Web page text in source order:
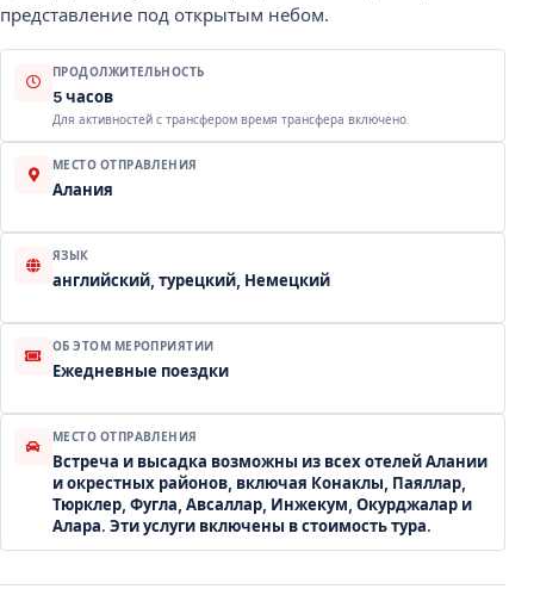
представление под открытым небом.
ПРОДОЛЖИТЕЛЬНОСТЬ
5 часов
Для активностей с трансфером время трансфера включено.
МЕСТО ОТПРАВЛЕНИЯ
Алания
ЯЗЫК
английский, турецкий, Немецкий
ОБ ЭТОМ МЕРОПРИЯТИИ
Ежедневные поездки
МЕСТО ОТПРАВЛЕНИЯ
Встреча и высадка возможны из всех отелей Алании
и окрестных районов, включая Конаклы, Паяллар,
Тюрклер, Фугла, Авсаллар, Инжекум, Окурджалар и
Алара. Эти услуги включены в стоимость тура.